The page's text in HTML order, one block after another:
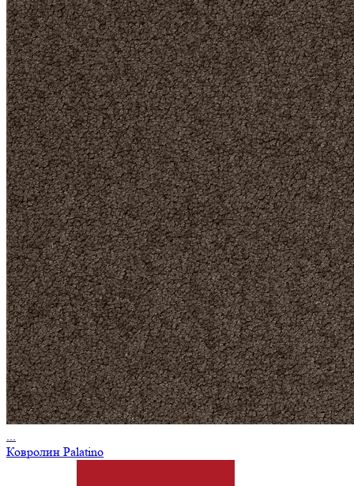
...
Ковролин Palatino